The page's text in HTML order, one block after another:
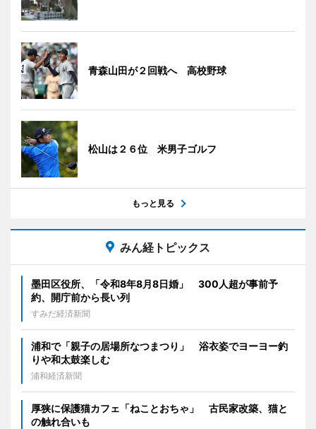
青森山田が２回戦へ 高校野球
松山は２６位 米男子ゴルフ
もっと見る
みん経トピックス
墨田区役所、「令和8年8月8日婚」 300人超が事前予
約、開庁前から長い列
すみだ経済新聞
浦和で「親子の居場所なつまつり」 浴衣姿でヨーヨー釣
りや和太鼓楽しむ
浦和経済新聞
厚狭に保護猫カフェ「ねことおちゃ」 古民家改築、猫と
の触れ合いも